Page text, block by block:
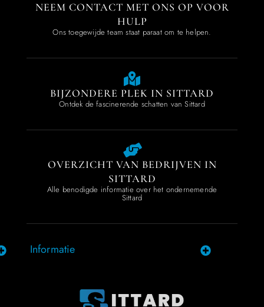
NEEM CONTACT MET ONS OP VOOR
HULP
Ons toegewijde team staat paraat om te helpen.
BIJZONDERE PLEK IN SITTARD
Ontdek de fascinerende schatten van Sittard
OVERZICHT VAN BEDRIJVEN IN
SITTARD
Alle benodigde informatie over het ondernemende
Sittard
Informatie